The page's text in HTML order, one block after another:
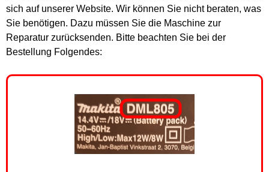
sich auf unserer Website. Wir können Sie nicht beraten, was
Sie benötigen. Dazu müssen Sie die Maschine zur
Reparatur zurücksenden. Bitte beachten Sie bei der
Bestellung Folgendes: